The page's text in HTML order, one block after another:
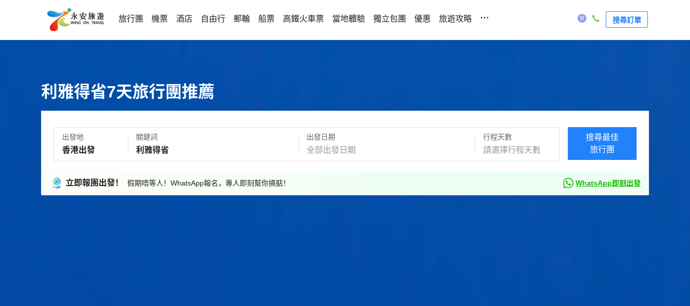
旅行團 機票 酒店 自由行 郵輪 船票 高鐵火車票 當地體驗 獨立包團 優惠 旅遊攻略 ... 搜尋訂單
利雅得省7天旅行團推薦
出發地 關鍵詞 出發日期 行程天數
搜尋最佳
旅行團
立即報團出發！ 假期唔等人！WhatsApp報名，專人即刻幫你搞掂！ WhatsApp即刻出發